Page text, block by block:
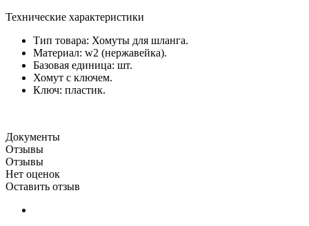
Технические характеристики
Тип товара: Хомуты для шланга.
Материал: w2 (нержавейка).
Базовая единица: шт.
Хомут с ключем.
Ключ: пластик.
Документы
Отзывы
Отзывы
Нет оценок
Оставить отзыв